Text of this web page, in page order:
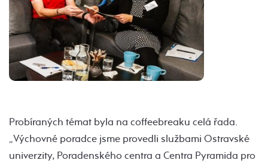
Probíraných témat byla na coffeebreaku celá řada.
„Výchovné poradce jsme provedli službami Ostravské
univerzity, Poradenského centra a Centra Pyramida pro